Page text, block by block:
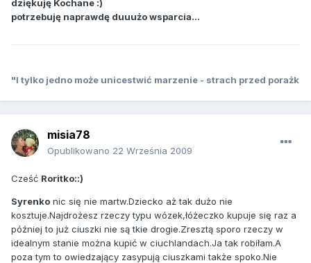
dziękuję Kochane :)
potrzebuję naprawdę duuużo wsparcia...
"I tylko jedno może unicestwić marzenie - strach przed porażk
misia78
Opublikowano 22 Września 2009
Cześć Roritko::)
Syrenko nic się nie martw.Dziecko aż tak dużo nie
kosztuje.Najdrożesz rzeczy typu wózek,łóżeczko kupuje się raz a
później to już ciuszki nie są tkie drogie.Zresztą sporo rzeczy w
idealnym stanie można kupić w ciuchlandach.Ja tak robiłam.A
poza tym to owiedzający zasypują ciuszkami także spoko.Nie